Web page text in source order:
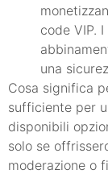
code VIP.
una
Cosa significa
sufficiente per
disponibili
solo se
moderazione o